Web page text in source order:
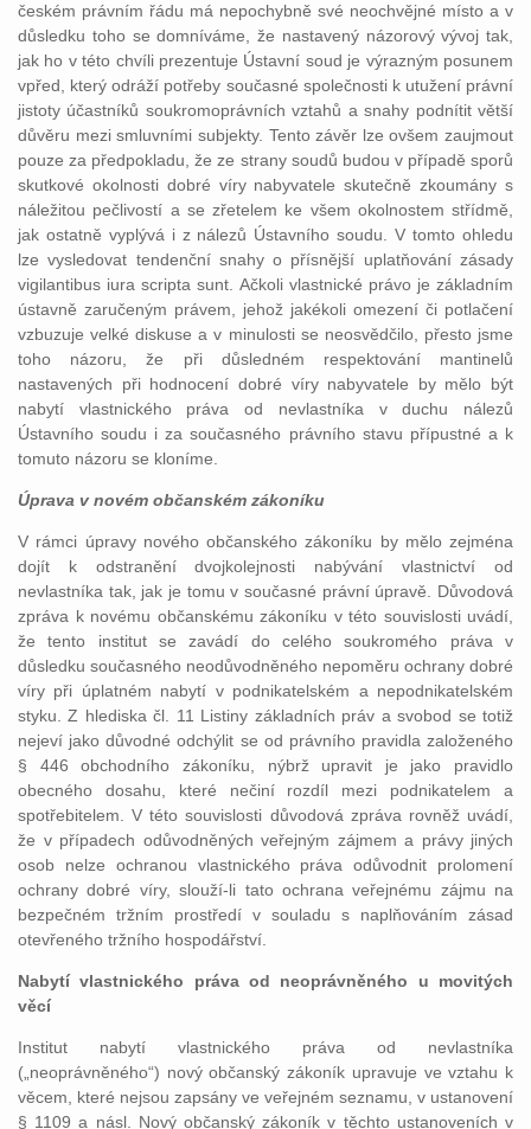
českém právním řádu má nepochybně své neochvějné místo a v
důsledku toho se domníváme, že nastavený názorový vývoj tak,
jak ho v této chvíli prezentuje Ústavní soud je výrazným posunem
vpřed, který odráží potřeby současné společnosti k utužení právní
jistoty účastníků soukromoprávních vztahů a snahy podnítit větší
důvěru mezi smluvními subjekty. Tento závěr lze ovšem zaujmout
pouze za předpokladu, že ze strany soudů budou v případě sporů
skutkové okolnosti dobré víry nabyvatele skutečně zkoumány s
náležitou pečlivostí a se zřetelem ke všem okolnostem střídmě,
jak ostatně vyplývá i z nálezů Ústavního soudu. V tomto ohledu
lze vysledovat tendenční snahy o přísnější uplatňování zásady
vigilantibus iura scripta sunt. Ačkoli vlastnické právo je základním
ústavně zaručeným právem, jehož jakékoli omezení či potlačení
vzbuzuje velké diskuse a v minulosti se neosvědčilo, přesto jsme
toho názoru, že při důsledném respektování mantinelů
nastavených při hodnocení dobré víry nabyvatele by mělo být
nabytí vlastnického práva od nevlastníka v duchu nálezů
Ústavního soudu i za současného právního stavu přípustné a k
tomuto názoru se kloníme.
Úprava v novém občanském zákoníku
V rámci úpravy nového občanského zákoníku by mělo zejména
dojít k odstranění dvojkolejnosti nabývání vlastnictví od
nevlastníka tak, jak je tomu v současné právní úpravě. Důvodová
zpráva k novému občanskému zákoníku v této souvislosti uvádí,
že tento institut se zavádí do celého soukromého práva v
důsledku současného neodůvodněného nepoměru ochrany dobré
víry při úplatném nabytí v podnikatelském a nepodnikatelském
styku. Z hlediska čl. 11 Listiny základních práv a svobod se totiž
nejeví jako důvodné odchýlit se od právního pravidla založeného
§ 446 obchodního zákoníku, nýbrž upravit je jako pravidlo
obecného dosahu, které nečiní rozdíl mezi podnikatelem a
spotřebitelem. V této souvislosti důvodová zpráva rovněž uvádí,
že v případech odůvodněných veřejným zájmem a právy jiných
osob nelze ochranou vlastnického práva odůvodnit prolomení
ochrany dobré víry, slouží-li tato ochrana veřejnému zájmu na
bezpečném tržním prostředí v souladu s naplňováním zásad
otevřeného tržního hospodářství.
Nabytí vlastnického práva od neoprávněného u movitých
věcí
Institut nabytí vlastnického práva od nevlastníka
(„neoprávněného“) nový občanský zákoník upravuje ve vztahu k
věcem, které nejsou zapsány ve veřejném seznamu, v ustanovení
§ 1109 a násl. Nový občanský zákoník v těchto ustanoveních v